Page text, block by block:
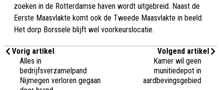
zoeken in de Rotterdamse haven wordt uitgebreid. Naast de
Eerste Maasvlakte komt ook de Tweede Maasvlakte in beeld.
Het dorp Borssele blijft wel voorkeurslocatie.
Vorig artikel
Alles in
bedrijfsverzamelpand
Nijmegen verloren gegaan
Volgend artikel
Kamer wil geen
munitiedepot in
aardbevingsgebied